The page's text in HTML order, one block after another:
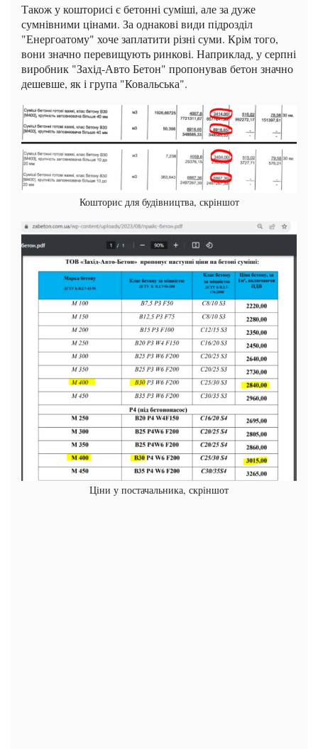
Також у кошторисі є бетонні суміші, але за дуже
сумнівними цінами. За однакові види підрозділ
"Енергоатому" хоче заплатити різні суми. Крім того,
вони значно перевищують ринкові. Наприклад, у серпні
виробник "Захід-Авто Бетон" пропонував бетон значно
дешевше, як і група "Ковальська".
Кошторис для будівництва, скріншот
Ціни у постачальника, скріншот